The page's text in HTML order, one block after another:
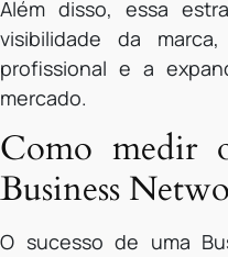
Além disso, essa
visibilidade da
profissional e a
mercado.
Como medir
Business
O sucesso de uma